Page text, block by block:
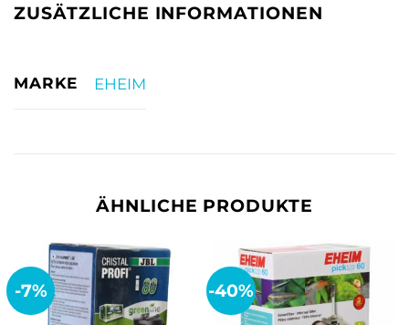
ZUSÄTZLICHE INFORMATIONEN
MARKE EHEIM
ÄHNLICHE PRODUKTE
-7% -40%